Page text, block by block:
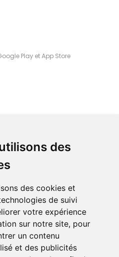
des
des cookies et
de suivi
votre expérience
sur notre site, pour
un contenu
et des publicités
Play et App Store
votre commande à Amiens
ou recevez-là rapidement
sociaux